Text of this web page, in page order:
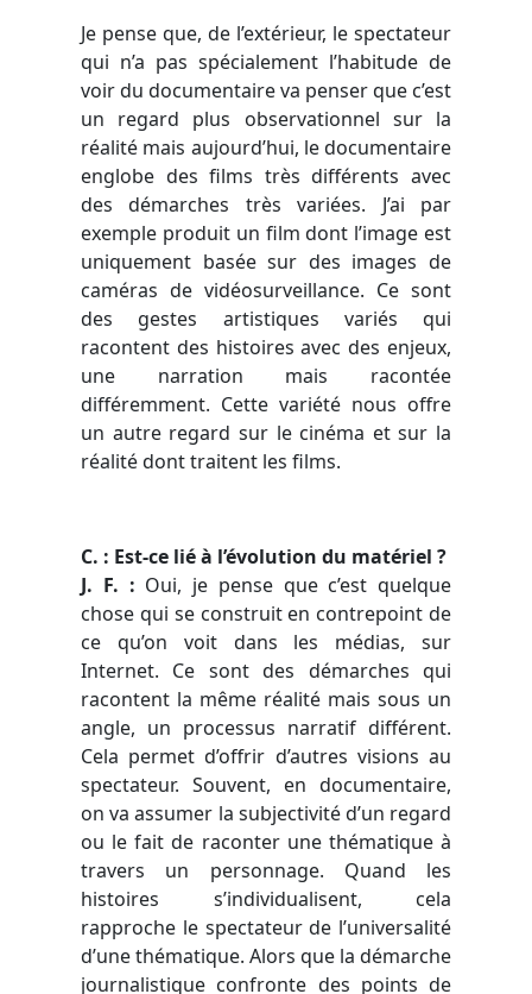
Je pense que, de l’extérieur, le spectateur
qui n’a pas spécialement l’habitude de
voir du documentaire va penser que c’est
un regard plus observationnel sur la
réalité mais aujourd’hui, le documentaire
englobe des films très différents avec
des démarches très variées. J’ai par
exemple produit un film dont l’image est
uniquement basée sur des images de
caméras de vidéosurveillance. Ce sont
des gestes artistiques variés qui
racontent des histoires avec des enjeux,
une narration mais racontée
différemment. Cette variété nous offre
un autre regard sur le cinéma et sur la
réalité dont traitent les films.
C. : Est-ce lié à l’évolution du matériel ?
J. F. : Oui, je pense que c’est quelque
chose qui se construit en contrepoint de
ce qu’on voit dans les médias, sur
Internet. Ce sont des démarches qui
racontent la même réalité mais sous un
angle, un processus narratif différent.
Cela permet d’offrir d’autres visions au
spectateur. Souvent, en documentaire,
on va assumer la subjectivité d’un regard
ou le fait de raconter une thématique à
travers un personnage. Quand les
histoires s’individualisent, cela
rapproche le spectateur de l’universalité
d’une thématique. Alors que la démarche
journalistique confronte des points de